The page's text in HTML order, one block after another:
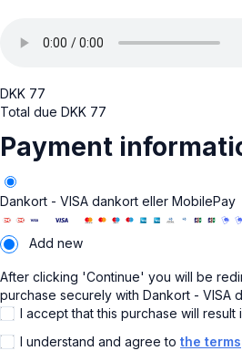
DKK 77
Total due DKK 77
Payment
Dankort - VISA dankort eller MobilePay
Add new
After clicking 'Continue' you will be
purchase securely with Dankort - VISA
I accept that this purchase will
I understand and agree to the terms